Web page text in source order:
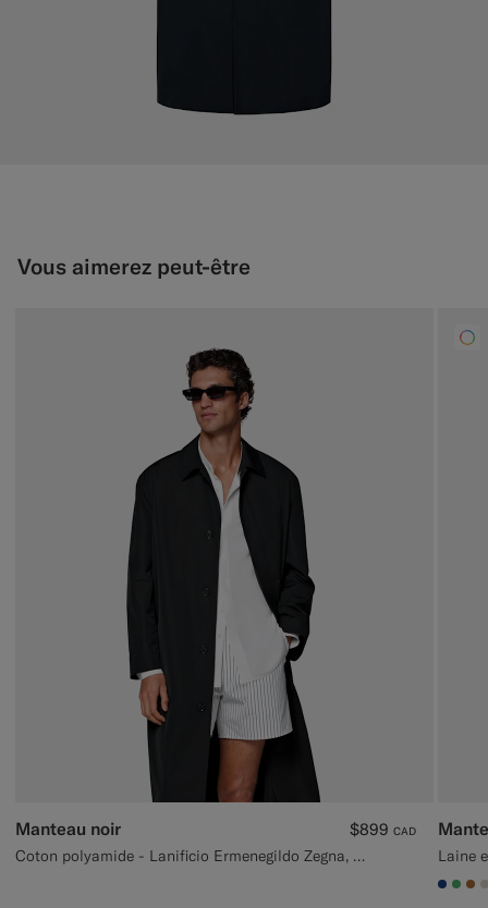
Vous aimerez peut-être
Manteau noir
Coton polyamide - Lanificio Ermenegildo Zegna, Italie
$899 CAD
Laine